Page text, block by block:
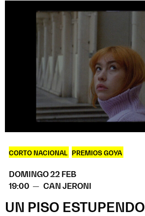
CORTO NACIONAL PREMIOS GOYA
DOMINGO 22 FEB
19:00 — CAN JERONI
UN PISO ESTUPENDO |